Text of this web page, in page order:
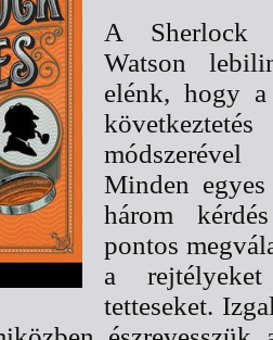
A Sherlock
Watson
elénk, hogy
módszerével
Minden
három
pontos
a
tetteseket.